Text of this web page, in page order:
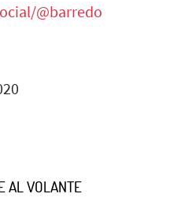
@barredo
AL VOLANTE